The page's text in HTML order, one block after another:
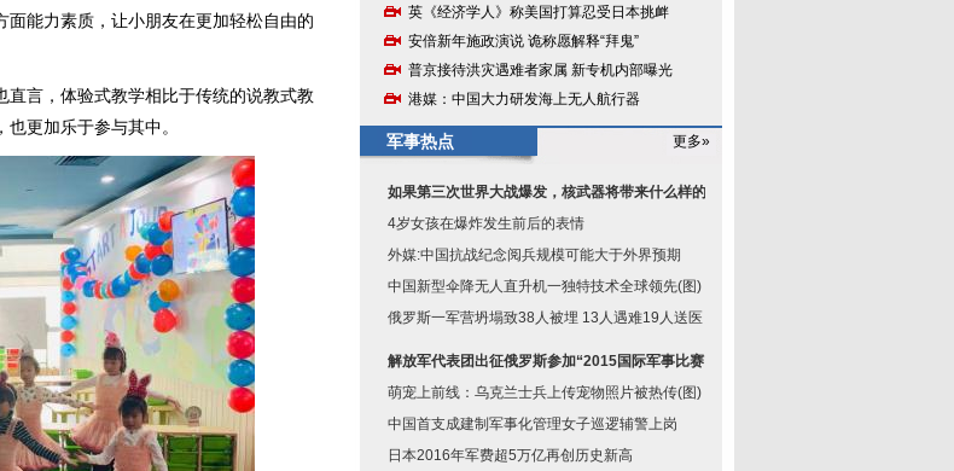
能力素质，让小朋友在更加轻松自由的
言，体验式教学相比于传统的说教式教
更加乐于参与其中。
英《经济学人》称美国打算忍受日本挑衅
安倍新年施政演说 诡称愿解释“拜鬼”
普京接待洪灾遇难者家属 新专机内部曝光
港媒：中国大力研发海上无人航行器
军事热点 更多»
如果第三次世界大战爆发，核武器将带来什么样的世
4岁女孩在爆炸发生前后的表情
外媒:中国抗战纪念阅兵规模可能大于外界预期
中国新型伞降无人直升机一独特技术全球领先(图)
俄罗斯一军营坍塌致38人被埋 13人遇难19人送医
解放军代表团出征俄罗斯参加“2015国际军事比赛”
萌宠上前线：乌克兰士兵上传宠物照片被热传(图)
中国首支成建制军事化管理女子巡逻辅警上岗
日本2016年军费超5万亿再创历史新高